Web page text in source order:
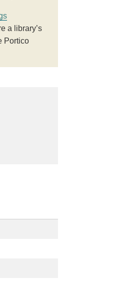
a library’s
Portico